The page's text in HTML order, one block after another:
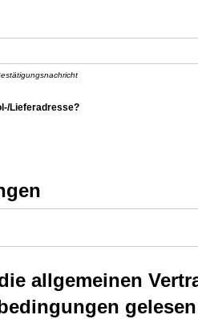
​Lieferadresse?
allgemeinen